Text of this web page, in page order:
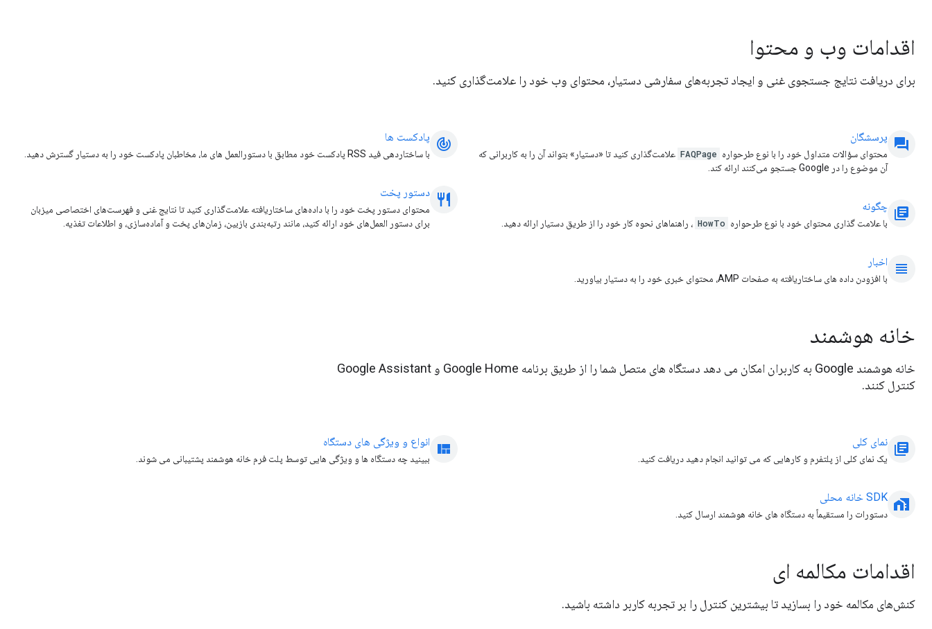
اقدامات وب و محتوا
برای دریافت نتایج جستجوی غنی و ایجاد تجربه‌های سفارشی دستیار، محتوای وب خود را علامت‌گذاری کنید.
question_answer پرسشگان
محتوای سؤالات متداول خود را با نوع طرحواره FAQPage علامت‌گذاری کنید تا «دستیار» بتواند آن را به کاربرانی که
آن موضوع را در Google جستجو می‌کنند ارائه کند.
library_books چگونه
با علامت گذاری محتوای خود با نوع طرحواره HowTo ، راهنماهای نحوه کار خود را از طریق دستیار ارائه دهید.
view_headline اخبار
با افزودن داده های ساختاریافته به صفحات AMP، محتوای خبری خود را به دستیار بیاورید.
track_changes پادکست ها
با ساختاردهی فید RSS پادکست خود مطابق با دستورالعمل های ما، مخاطبان پادکست خود را به دستیار گسترش دهید.
restaurant_meal دستور پخت
محتوای دستور پخت خود را با داده‌های ساختاریافته علامت‌گذاری کنید تا نتایج غنی و فهرست‌های اختصاصی میزبان
برای دستور العمل‌های خود ارائه کنید، مانند رتبه‌بندی بازبین، زمان‌های پخت و آماده‌سازی، و اطلاعات تغذیه.
خانه هوشمند
خانه هوشمند Google به کاربران امکان می دهد دستگاه های متصل شما را از طریق برنامه Google Home و Google Assistant
کنترل کنند.
library_books نمای کلی
یک نمای کلی از پلتفرم و کارهایی که می توانید انجام دهید دریافت کنید.
home_work SDK خانه محلی
دستورات را مستقیماً به دستگاه های خانه هوشمند ارسال کنید.
view_quilt انواع و ویژگی های دستگاه
ببینید چه دستگاه ها و ویژگی هایی توسط پلت فرم خانه هوشمند پشتیبانی می شوند.
اقدامات مکالمه ای
کنش‌های مکالمه خود را بسازید تا بیشترین کنترل را بر تجربه کاربر داشته باشید.